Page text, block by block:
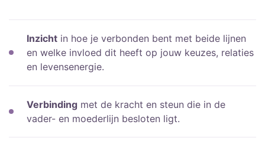
Inzicht in hoe je verbonden bent met beide lijnen
en welke invloed dit heeft op jouw keuzes, relaties
en levensenergie.
Verbinding met de kracht en steun die in de
vader- en moederlijn besloten ligt.